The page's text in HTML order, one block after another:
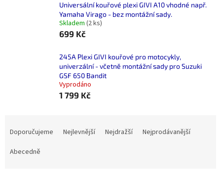
Universální kouřové plexi GIVI A10 vhodné např.
Yamaha Virago - bez montážní sady.
Skladem (2 ks)
699 Kč
245A Plexi GIVI kouřové pro motocykly,
univerzální - včetně montážní sady pro Suzuki
GSF 650 Bandit
Vyprodáno
1 799 Kč
Doporučujeme Nejlevnější Nejdražší
Nejprodávanější
Abecedně